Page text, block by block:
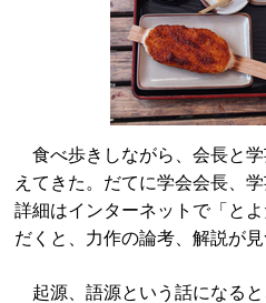
食べ歩きしながら、会長と
えてきた。だてに学会会長、
詳細はインターネットで「と
だくと、力作の論考、解説が見
起源、語源という話になると